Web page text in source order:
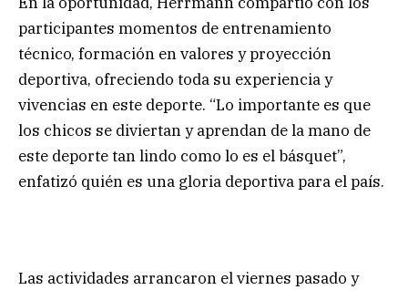
participantes momentos de entrenamiento
técnico, formación en valores y proyección
deportiva, ofreciendo toda su experiencia y
vivencias en este deporte. “Lo importante es que
los chicos se diviertan y aprendan de la mano de
este deporte tan lindo como lo es el básquet”,
enfatizó quién es una gloria deportiva para el país.
Las actividades arrancaron el viernes pasado y